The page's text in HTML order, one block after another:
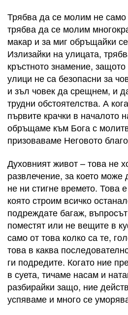
Трябва да се молим не само
трябва да се молим
макар и за миг обръщайки
Излизайки на улицата,
кръстното знамение,
улици не са безопасни за
и зъл човек да срещнем, и
трудни обстоятелства. А
първите крачки в началото
обръщаме към Бога с
призоваваме Неговото
Духовният живот – това не
развлечение, за което може
не ни стигне времето. Това
която строим всичко
подреждате багаж,
поместят или не вещите в
само от това колко са те,
това в каква
ги подредите. Когато ние
в суета, тичаме насам и
разбирайки защо, ние
успяваме и много се